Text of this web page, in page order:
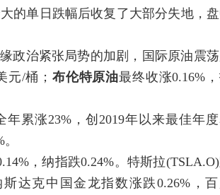
的单日跌幅后收复了大部分失地，
治紧张局势的加剧，国际原油震
元/桶； 布伦特原油最终收涨0.16%
累涨23%，创2019年以来最佳年
，纳指跌0.24%。特斯拉
达克中国金龙指数涨跌0.26%，